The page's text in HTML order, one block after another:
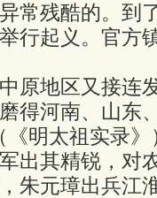
常残酷的。到
行起义。官方
地区又接连发
得河南、山东
《明太祖实录
出其精锐，对
元璋出兵江淮